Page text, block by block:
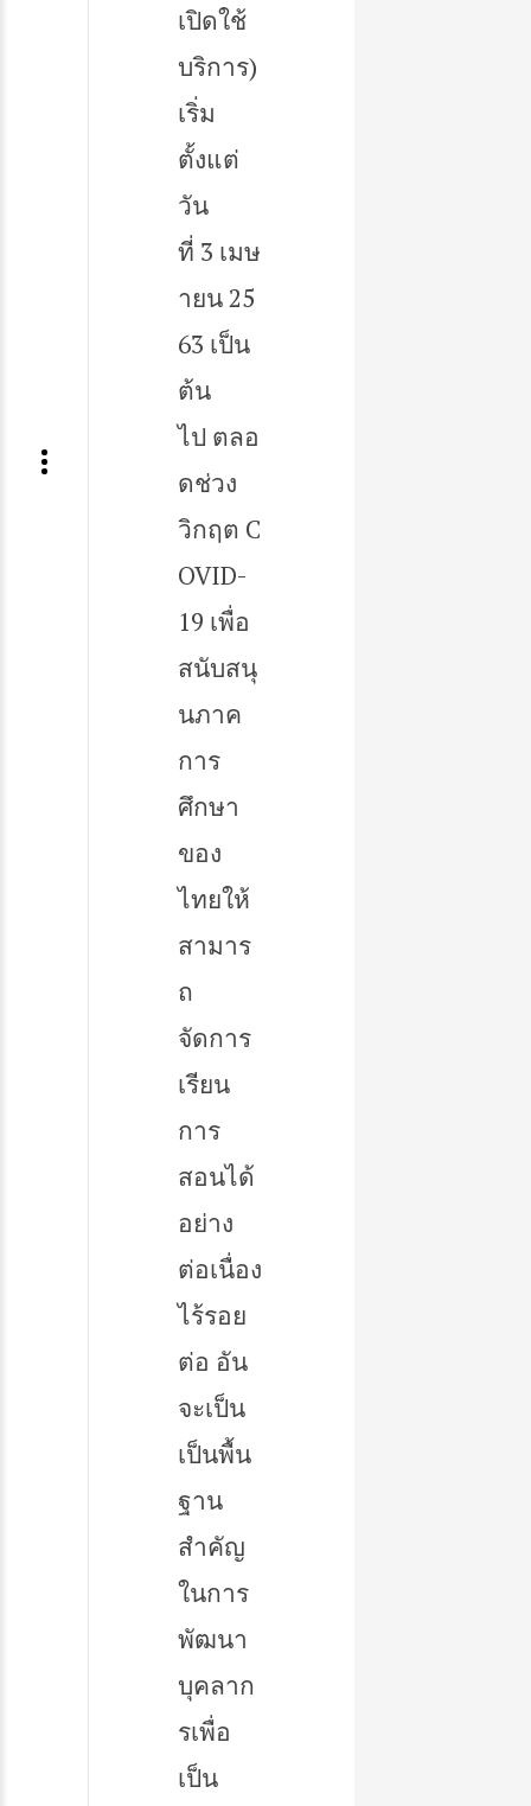
เปิดใช้
บริการ)
เริ่ม
ตั้งแต่
วัน
ที่ 3 เมษ
ายน 25
63 เป็น
ต้น
ไป ตลอ
ดช่วง
วิกฤต C
OVID-
19 เพื่อ
สนับสนุ
นภาค
การ
ศึกษา
ของ
ไทยให้
สามาร
ถ
จัดการ
เรียน
การ
สอนได้
อย่าง
ต่อเนื่อง
ไร้รอย
ต่อ อัน
จะเป็น
เป็นพื้น
ฐาน
สำคัญ
ในการ
พัฒนา
บุคลาก
รเพื่อ
เป็น